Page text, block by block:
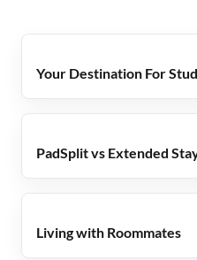
Your Destination For
PadSplit vs Extended
Living with Roommates